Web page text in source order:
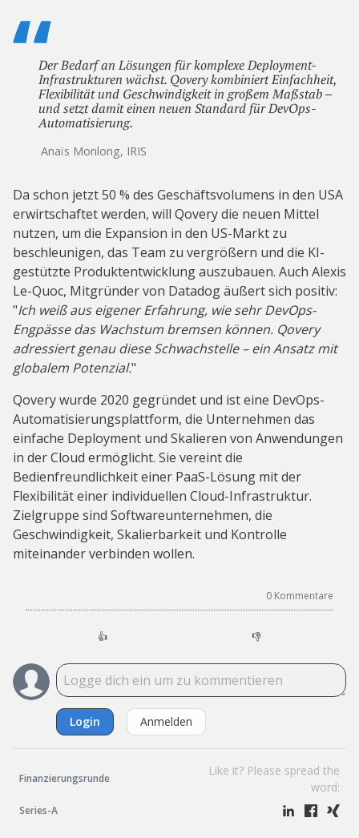
Der Bedarf an Lösungen für komplexe Deployment-
Infrastrukturen wächst. Qovery kombiniert Einfachheit,
Flexibilität und Geschwindigkeit in großem Maßstab –
und setzt damit einen neuen Standard für DevOps-
Automatisierung.
Anaïs Monlong, IRIS
Da schon jetzt 50 % des Geschäftsvolumens in den USA
erwirtschaftet werden, will Qovery die neuen Mittel
nutzen, um die Expansion in den US-Markt zu
beschleunigen, das Team zu vergrößern und die KI-
gestützte Produktentwicklung auszubauen. Auch Alexis
Le-Quoc, Mitgründer von Datadog äußert sich positiv:
"Ich weiß aus eigener Erfahrung, wie sehr DevOps-
Engpässe das Wachstum bremsen können. Qovery
adressiert genau diese Schwachstelle – ein Ansatz mit
globalem Potenzial."
Qovery wurde 2020 gegründet und ist eine DevOps-
Automatisierungsplattform, die Unternehmen das
einfache Deployment und Skalieren von Anwendungen
in der Cloud ermöglicht. Sie vereint die
Bedienfreundlichkeit einer PaaS-Lösung mit der
Flexibilität einer individuellen Cloud-Infrastruktur.
Zielgruppe sind Softwareunternehmen, die
Geschwindigkeit, Skalierbarkeit und Kontrolle
miteinander verbinden wollen.
0 Kommentare
👍 👎
Login Anmelden
Finanzierungsrunde
Series-A
Like it? Please spread the
word: